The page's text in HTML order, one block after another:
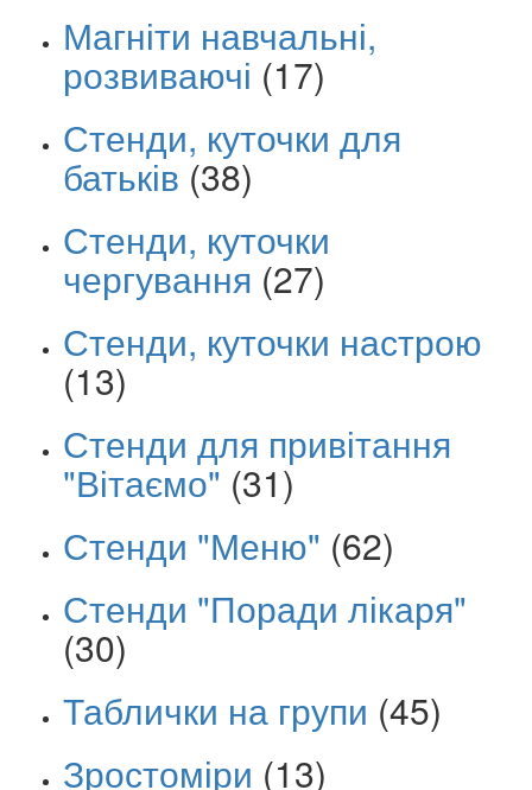
Магніти навчальні,
розвиваючі (17)
Стенди, куточки для
батьків (38)
Стенди, куточки
чергування (27)
Стенди, куточки настрою
(13)
Стенди для привітання
"Вітаємо" (31)
Стенди "Меню" (62)
Стенди "Поради лікаря"
(30)
Таблички на групи (45)
Зростоміри (13)